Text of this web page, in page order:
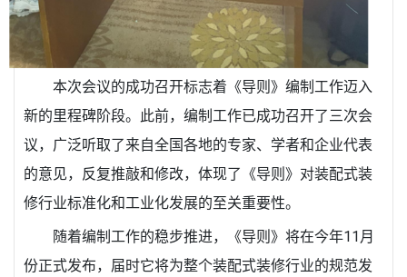
本次会议的成功召开标志着《导则》编制工作迈入
新的里程碑阶段。此前，编制工作已成功召开了三次会
议，广泛听取了来自全国各地的专家、学者和企业代表
的意见，反复推敲和修改，体现了《导则》对装配式装
修行业标准化和工业化发展的至关重要性。
随着编制工作的稳步推进，《导则》将在今年11月
份正式发布，届时它将为整个装配式装修行业的规范发